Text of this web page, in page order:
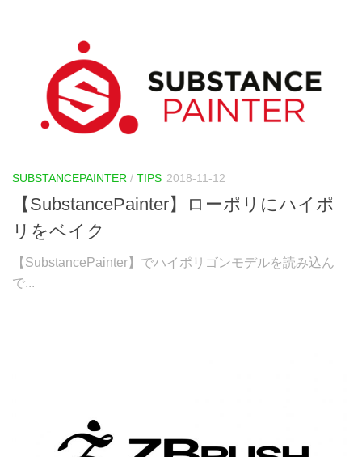
SUBSTANCEPAINTER / TIPS 2018-11-12
【SubstancePainter】ローポリにハイポ
リをベイク
【SubstancePainter】でハイポリゴンモデルを読み込ん
で...